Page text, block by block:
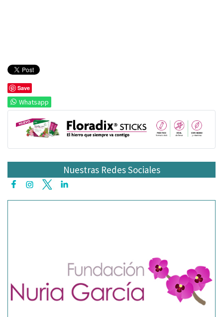
Save
Whatsapp
Nuestras Redes Sociales